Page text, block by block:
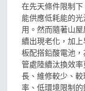
在先天條件限制
能供應低耗能的
用。然而隨著山
續出現老化，加
板配搭鉛酸電池
管處陸續汰換效
長、維修較少、
率、低環境限制